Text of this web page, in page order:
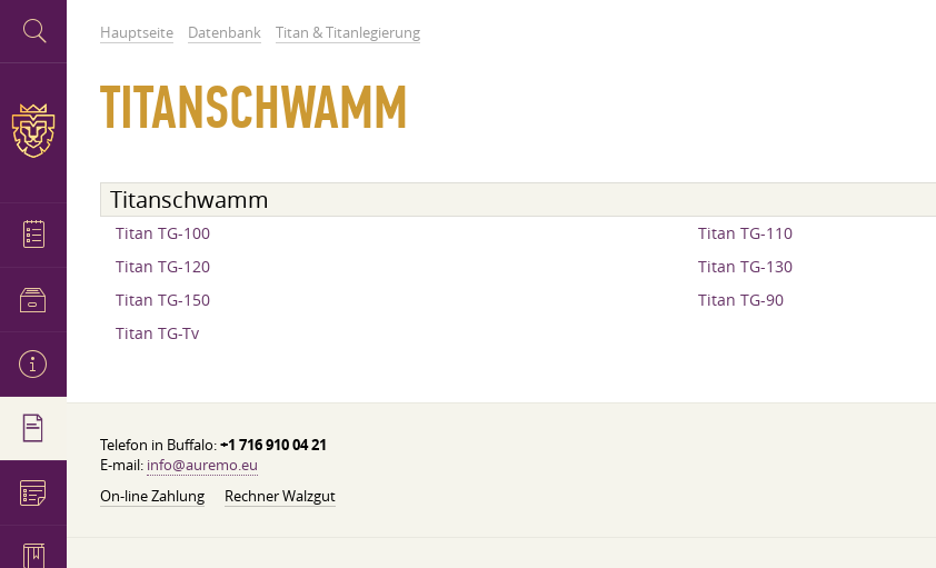
Hauptseite Datenbank Titan & Titanlegierung
TITANSCHWAMM
Titanschwamm
Titan TG-100
Titan TG-110
Titan TG-120
Titan TG-130
Titan TG-150
Titan TG-90
Titan TG-Tv
Telefon in Buffalo:+1 716 910 04 21
E-mail: info@auremo.eu
On-line Zahlung
Rechner Walzgut